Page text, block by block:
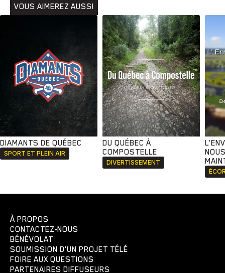
VOUS AIMEREZ AUSSI
DIAMANTS DE QUÉBEC
SPORT ET PLEIN AIR
DU QUÉBEC À
COMPOSTELLE
DIVERTISSEMENT
À PROPOS
CONTACTEZ-NOUS
BÉNÉVOLAT
SOUMISSION D'UN PROJET TÉLÉ
FOIRE AUX QUESTIONS
PARTENAIRES DIFFUSEURS